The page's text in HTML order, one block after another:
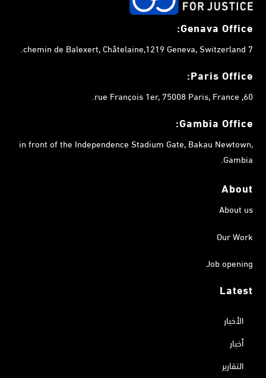
Genava Office:
7 chemin de Balexert, Châtelaine,1219 Geneva, Switzerland.
Paris Office:
60, rue François 1er, 75008 Paris, France.
Gambia Office:
in front of the Independence Stadium Gate, Bakau Newtown,
Gambia.
About
About us
Our Work
Job opening
Latest
الأخبار
أخبار
التقارير